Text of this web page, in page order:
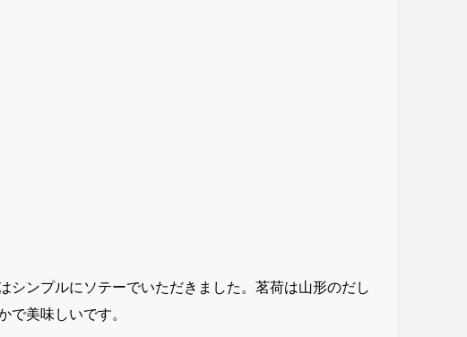
シンプルにソテーでいただきました。茗荷は山形のだし
で美味しいです。